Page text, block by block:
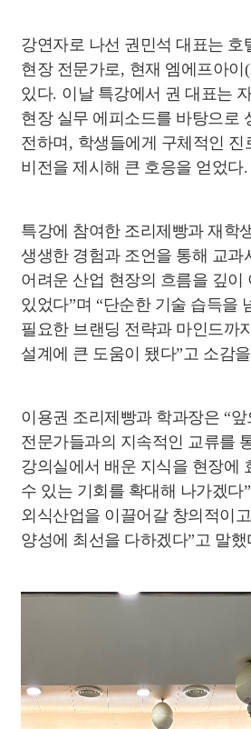
강연자로 나선 권민석 대표는 호
현장 전문가로 , 현재 엠에프아이
있다. 이날 특강에서 권 대표는
현장 실무 에피소드를 바탕으로
전하며 , 학생들에게 구체적인 진
비전을 제시해 큰 호응을 얻었다.
특강에 참여한 조리제빵과 재학
생생한 경험과 조언을 통해 교과
어려운 산업 현장의 흐름을 깊이
있었다”며 “단순한 기술 습득을
필요한 브랜딩 전략과 마인드까
설계에 큰 도움이 됐다”고 소감
이용권 조리제빵과 학과장은 “앞
전문가들과의 지속적인 교류를
강의실에서 배운 지식을 현장에
수 있는 기회를 확대해 나가겠다”
외식산업을 이끌어갈 창의적이
양성에 최선을 다하겠다”고 말했